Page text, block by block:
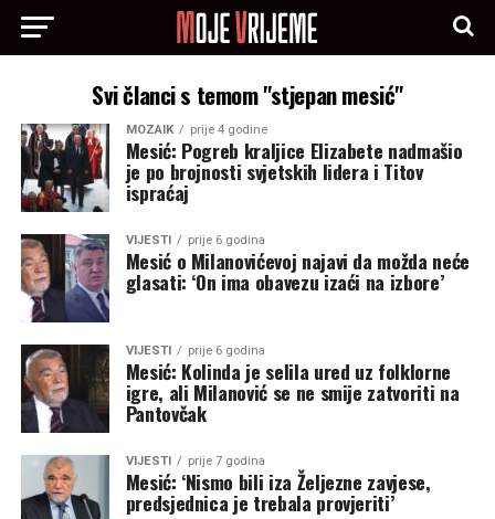
Svi članci s temom "stjepan mesić"
MOZAIK prije 4 godine
Mesić: Pogreb kraljice Elizabete nadmašio
je po brojnosti svjetskih lidera i Titov
ispraćaj
VIJESTI prije 6 godina
Mesić o Milanovićevoj najavi da možda neće
glasati: ‘On ima obavezu izaći na izbore’
VIJESTI prije 6 godina
Mesić: Kolinda je selila ured uz folklorne
igre, ali Milanović se ne smije zatvoriti na
Pantovčak
VIJESTI prije 7 godina
Mesić: ‘Nismo bili iza Željezne zavjese,
predsjednica je trebala provjeriti’